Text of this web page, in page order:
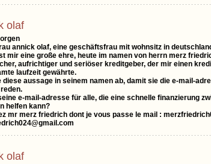
olaf
annick olaf, eine geschäftsfrau mit wohnsitz in
mir eine große ehre, heute im namen von herrn merz
aufrichtiger und seriöser kreditgeber, der mir einen
laufzeit gewährte.
diese aussage in seinem namen ab, damit sie die e-mail-
e-mail-adresse für alle, die eine schnelle finanzierung
helfen kann?
mr merz friedrich dont je vous passe le mail :
olaf